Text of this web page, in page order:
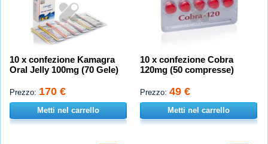
10 x confezione Kamagra
Oral Jelly 100mg (70 Gele)
Prezzo: 170 €
Metti nel carrello
10 x confezione Cobra
120mg (50 compresse)
Prezzo: 49 €
Metti nel carrello